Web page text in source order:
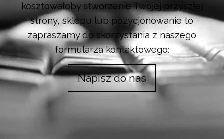
kosztowałoby stworzenie Twojej przyszłej
strony, sklepu lub pozycjonowanie to
zapraszamy do skorzystania z naszego
formularza kontaktowego:
Napisz do nas